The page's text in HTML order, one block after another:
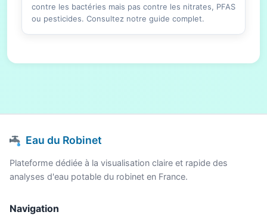
contre les bactéries mais pas contre les nitrates, PFAS
ou pesticides. Consultez notre guide complet.
Eau du Robinet
Plateforme dédiée à la visualisation claire et rapide des
analyses d'eau potable du robinet en France.
Navigation